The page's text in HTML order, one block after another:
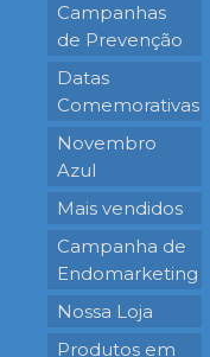
Campanhas
de Prevenção
Datas
Comemorativas
Novembro
Azul
Mais vendidos
Campanha de
Endomarketing
Nossa Loja
Produtos em